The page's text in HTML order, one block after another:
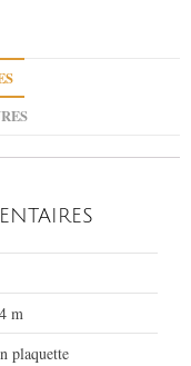
m
plaquette